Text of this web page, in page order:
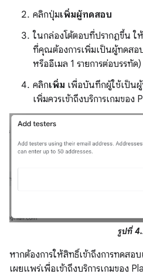
คลิกปุ่มเพิ่มผู้ทดสอบ
ในกล่องโต้ตอบที่ปรากฏขึ้น
ที่คุณต้องการเพิ่มเป็นผู้ทดสอ
หรืออีเมล 1 รายการต่อบรรทัด)
คลิกเพิ่ม เพื่อบันทึกผู้ใช้เป็
เพิ่มควรเข้าถึงบริการเกมของ
รูปที่ 4.
หากต้องการให้สิทธิ์เข้าถึงการทดสอ
เผยแพร่เพื่อเข้าถึงบริการเกมของ